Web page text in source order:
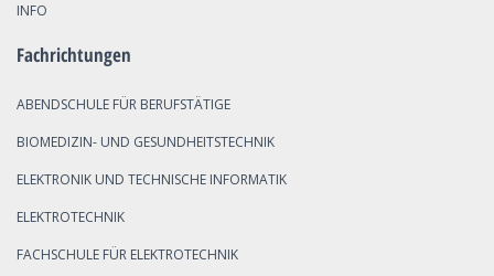
INFO
Fachrichtungen
ABENDSCHULE FÜR BERUFSTÄTIGE
BIOMEDIZIN- UND GESUNDHEITSTECHNIK
ELEKTRONIK UND TECHNISCHE INFORMATIK
ELEKTROTECHNIK
FACHSCHULE FÜR ELEKTROTECHNIK